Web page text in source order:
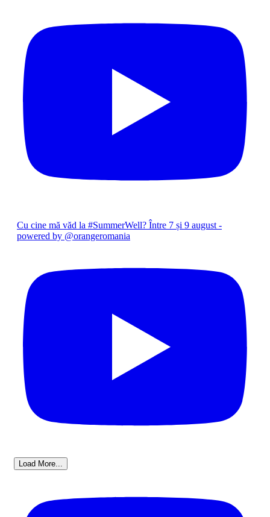
Cu cine mă văd la #SummerWell? Între 7 și 9 august -
powered by @orangeromania
Load More...